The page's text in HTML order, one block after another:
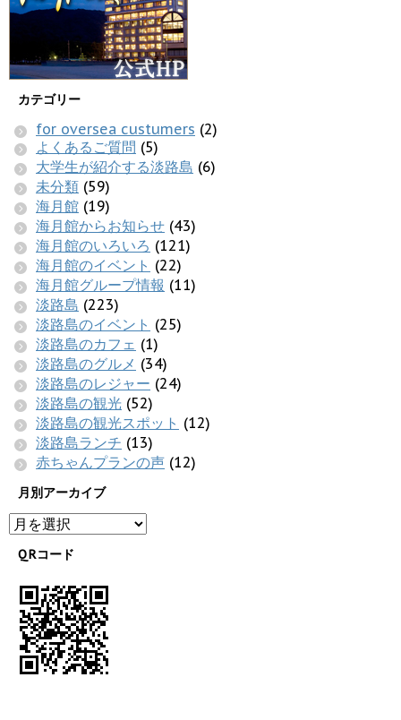
カテゴリー
for oversea custumers (2)
よくあるご質問 (5)
大学生が紹介する淡路島 (6)
未分類 (59)
海月館 (19)
海月館からお知らせ (43)
海月館のいろいろ (121)
海月館のイベント (22)
海月館グループ情報 (11)
淡路島 (223)
淡路島のイベント (25)
淡路島のカフェ (1)
淡路島のグルメ (34)
淡路島のレジャー (24)
淡路島の観光 (52)
淡路島の観光スポット (12)
淡路島ランチ (13)
赤ちゃんプランの声 (12)
月別アーカイブ
QRコード